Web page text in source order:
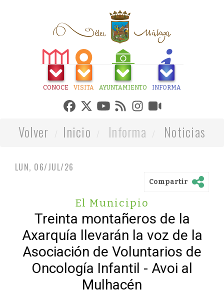
CONOCE VISITA AYUNTAMIENTO INFORMA
Volver Inicio Informa Noticias
LUN, 06/JUL/26
Compartir
El Municipio
Treinta montañeros de la
Axarquía llevarán la voz de la
Asociación de Voluntarios de
Oncología Infantil - Avoi al
Mulhacén